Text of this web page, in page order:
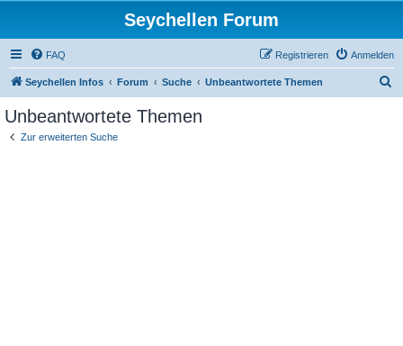
Seychellen Forum
FAQ Anmelden
Registrieren
Seychellen Infos Forum Suche Unbeantwortete Themen
Unbeantwortete Themen
Zur erweiterten Suche